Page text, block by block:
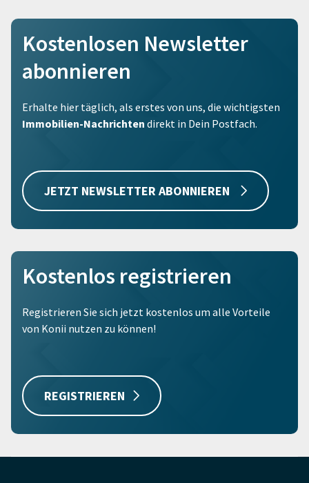
Kostenlosen Newsletter
abonnieren
Erhalte hier täglich, als erstes von uns, die wichtigsten
Immobilien-Nachrichten direkt in Dein Postfach.
JETZT NEWSLETTER ABONNIEREN
Kostenlos registrieren
Registrieren Sie sich jetzt kostenlos um alle Vorteile
von Konii nutzen zu können!
REGISTRIEREN